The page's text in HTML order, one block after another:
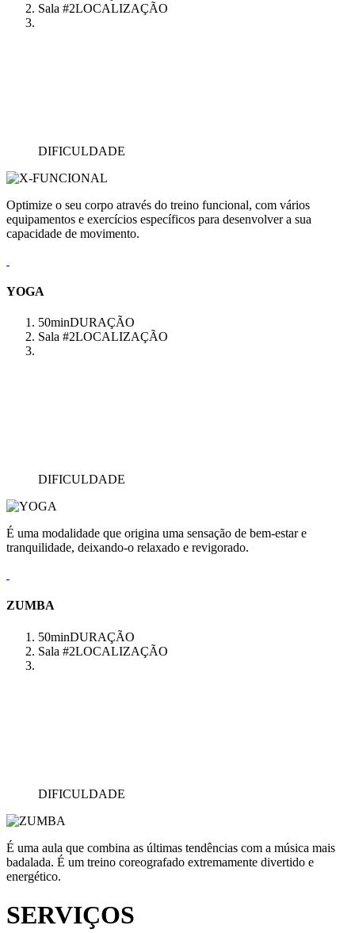
Sala #2LOCALIZAÇÃO
DIFICULDADE
Optimize o seu corpo através do treino funcional, com vários
equipamentos e exercícios específicos para desenvolver a sua
capacidade de movimento.
YOGA
50minDURAÇÃO
Sala #2LOCALIZAÇÃO
DIFICULDADE
É uma modalidade que origina uma sensação de bem-estar e
tranquilidade, deixando-o relaxado e revigorado.
ZUMBA
50minDURAÇÃO
Sala #2LOCALIZAÇÃO
DIFICULDADE
É uma aula que combina as últimas tendências com a música mais
badalada. É um treino coreografado extremamente divertido e
energético.
SERVIÇOS